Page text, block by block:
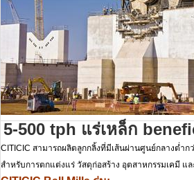
5-500 tph แร่เหล็ก
CITICIC สามารถผลิตลูกกลิ้งที่มีเส้นผ่านศูนย์กลางต่ำ
สำหรับการตกแต่งแร่ วัสดุก่อสร้าง อุตสาหกรรมเคมี แ